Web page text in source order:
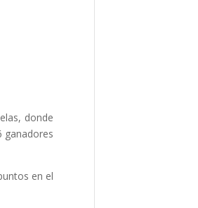
donde
ganadores
en el